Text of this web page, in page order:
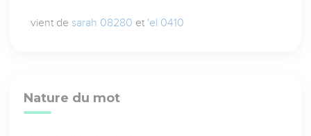
vient de sarah 08280 et 'el 0410
Nature du mot